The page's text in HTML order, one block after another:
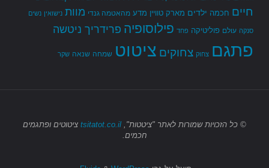
חיים חכמה ילדים מארק טוויין מדע מהאטמה גנדי מוות נישואין נשים
סנקה עולם פוליטיקה פחד פילוסופיה פרידריך ניטשה
פתגם צחוק צחוקים ציטוט שמחה שנאה שקר
© כל הזכויות שמורות לאתר "ציטטות", tsitatot.co.il ציטוטים ופתגמים
חכמים.